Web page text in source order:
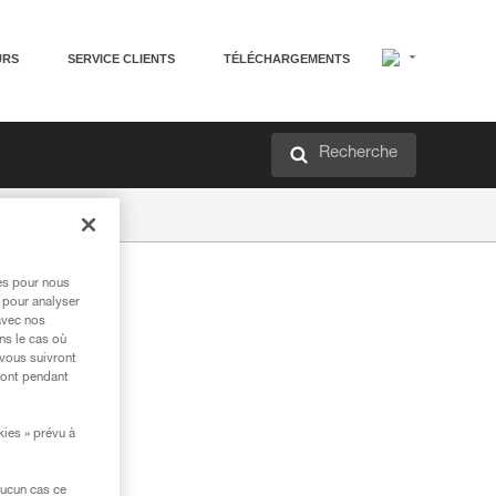
SERVICE CLIENTS TÉLÉCHARGEMENTS
Recherche
pour nous
analyser
nos
le cas où
suivront
pendant
» prévu à
cas ce